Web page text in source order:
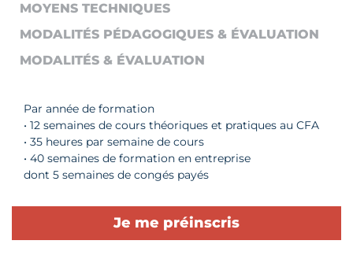
MOYENS TECHNIQUES
MODALITÉS PÉDAGOGIQUES & ÉVALUATION
MODALITÉS & ÉVALUATION
Par année de formation
• 12 semaines de cours théoriques et pratiques au CFA
• 35 heures par semaine de cours
• 40 semaines de formation en entreprise
dont 5 semaines de congés payés
Je me préinscris